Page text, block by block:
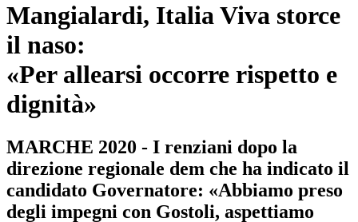
Mangialardi, Italia Viva storce
il naso:
«Per allearsi occorre rispetto e
dignità»
MARCHE 2020 - I renziani dopo la
direzione regionale dem che ha indicato il
candidato Governatore: «Abbiamo preso
degli impegni con Gostoli, aspettiamo